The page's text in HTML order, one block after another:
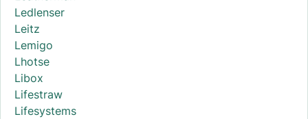
Ledlenser
Leitz
Lemigo
Lhotse
Libox
Lifestraw
Lifesystems